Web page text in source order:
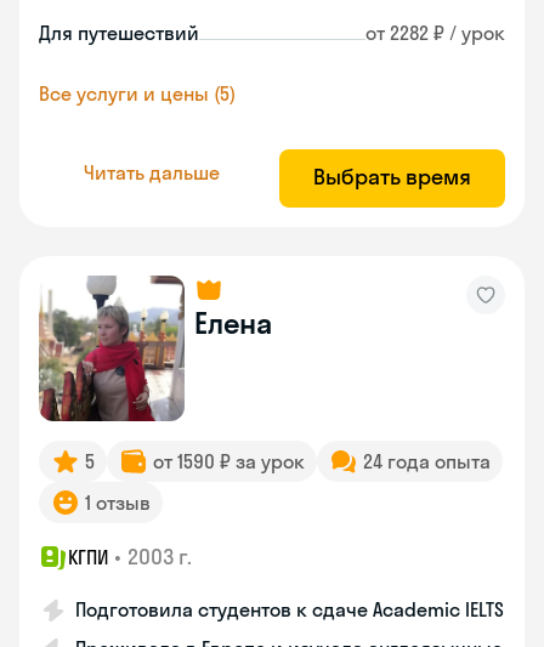
Для путешествий от 2282 ₽ / урок
Все услуги и цены (5)
Читать дальше Выбрать время
Елена
5 от 1590 ₽ за урок
24 года опыта
1 отзыв
КГПИ • 2003 г.
Подготовила студентов к сдаче Academic IELTS